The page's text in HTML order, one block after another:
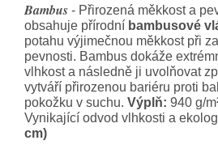
Bambus - Přirozená měkkost a
obsahuje přírodní bambusové
potahu výjimečnou měkkost při
pevnosti. Bambus dokáže
vlhkost a následně ji uvolňovat
vytváří přirozenou bariéru proti
pokožku v suchu. Výplň: 940 g/
Vynikající odvod vlhkosti a
cm)